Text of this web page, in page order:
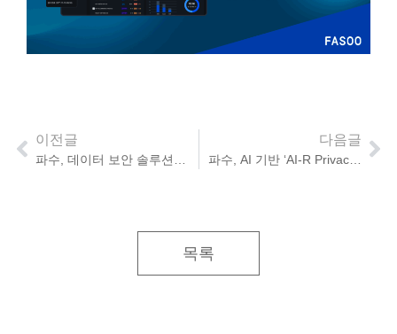
이전글 다음글
파수, AI 기반 ‘AI-R Privacy’ GS인증… 공공/기업 AI 시장 공략
목록